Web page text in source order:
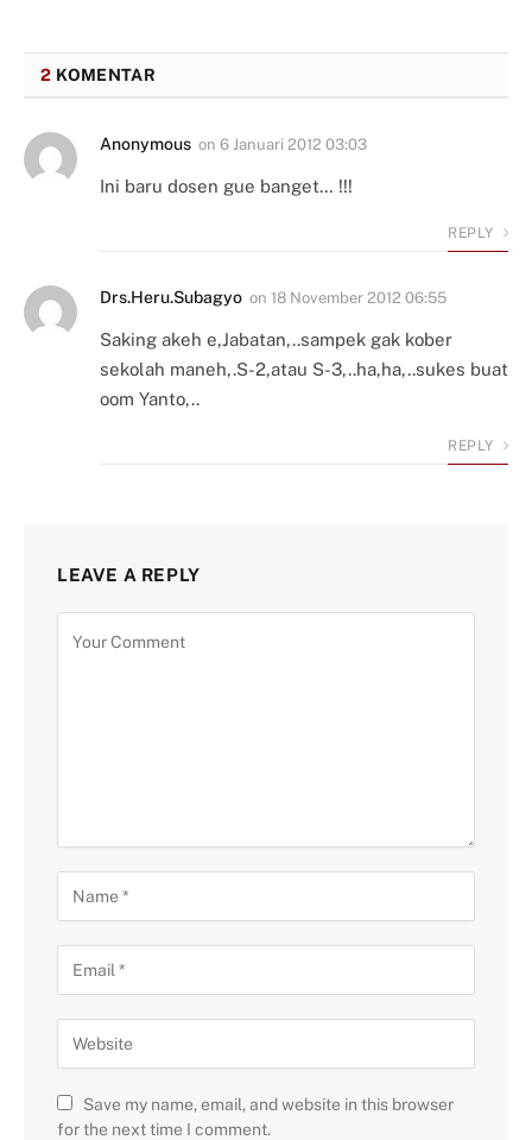
2 KOMENTAR
Anonymous on 6 Januari 2012 03:03
Ini baru dosen gue banget… !!!
REPLY
Drs.Heru.Subagyo on 18 November 2012 06:55
Saking akeh e,Jabatan,..sampek gak kober
sekolah maneh,.S-2,atau S-3,..ha,ha,..sukes buat
oom Yanto,..
REPLY
LEAVE A REPLY
Save my name, email, and website in this browser
for the next time I comment.